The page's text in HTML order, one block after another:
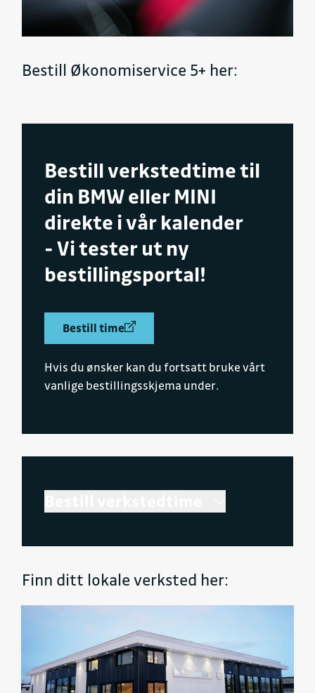
Bestill Økonomiservice 5+ her:
Bestill verkstedtime til
din BMW eller MINI
direkte i vår kalender
- Vi tester ut ny
bestillingsportal!
Bestill time
Hvis du ønsker kan du fortsatt bruke vårt
vanlige bestillingsskjema under.
Finn ditt lokale verksted her: